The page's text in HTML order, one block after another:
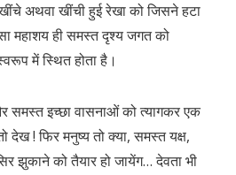
अथवा खींची हुई रेखा को जिसने हटा
महाशय ही समस्त दृश्य जगत को
में स्थित होता है।
समस्त इच्छा वासनाओं को त्यागकर एक
देख ! फिर मनुष्य तो क्या, समस्त यक्ष,
झुकाने को तैयार हो जायेंग… देवता भी